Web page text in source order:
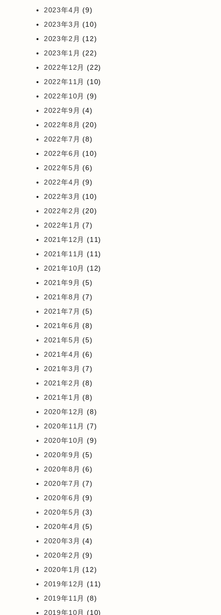
2023年4月 (9)
2023年3月 (10)
2023年2月 (12)
2023年1月 (22)
2022年12月 (22)
2022年11月 (10)
2022年10月 (9)
2022年9月 (4)
2022年8月 (20)
2022年7月 (8)
2022年6月 (10)
2022年5月 (6)
2022年4月 (9)
2022年3月 (10)
2022年2月 (20)
2022年1月 (7)
2021年12月 (11)
2021年11月 (11)
2021年10月 (12)
2021年9月 (5)
2021年8月 (7)
2021年7月 (5)
2021年6月 (8)
2021年5月 (5)
2021年4月 (6)
2021年3月 (7)
2021年2月 (8)
2021年1月 (8)
2020年12月 (8)
2020年11月 (7)
2020年10月 (9)
2020年9月 (5)
2020年8月 (6)
2020年7月 (7)
2020年6月 (9)
2020年5月 (3)
2020年4月 (5)
2020年3月 (4)
2020年2月 (9)
2020年1月 (12)
2019年12月 (11)
2019年11月 (8)
2019年10月 (10)